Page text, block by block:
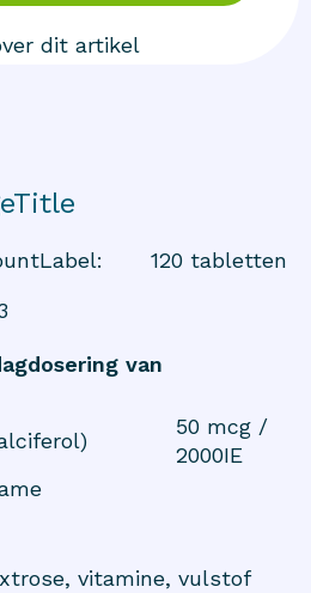
dit artikel
:
120 tabletten
van
50 mcg /
2000IE
vitamine, vulstof